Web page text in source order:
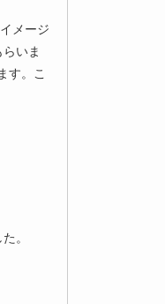
メージ
いま
す。こ
。